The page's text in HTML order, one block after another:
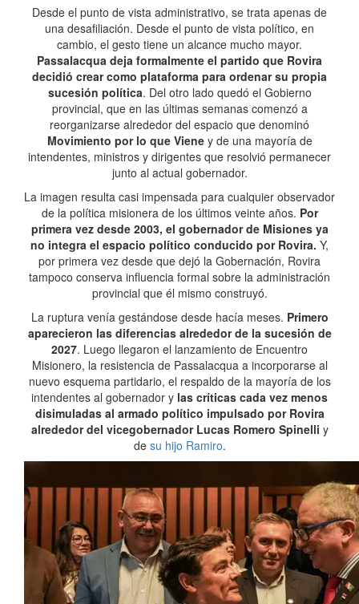
Desde el punto de vista administrativo, se trata apenas de
una desafiliación. Desde el punto de vista político, en
cambio, el gesto tiene un alcance mucho mayor.
Passalacqua deja formalmente el partido que Rovira
decidió crear como plataforma para ordenar su propia
sucesión política. Del otro lado quedó el Gobierno
provincial, que en las últimas semanas comenzó a
reorganizarse alrededor del espacio que denominó
Movimiento por lo que Vieney de una mayoría de
intendentes, ministros y dirigentes que resolvió permanecer
junto al actual gobernador.
La imagen resulta casi impensada para cualquier observador
de la política misionera de los últimos veinte años. Por
primera vez desde 2003, el gobernador de Misiones ya
no integra el espacio político conducido por Rovira. Y,
por primera vez desde que dejó la Gobernación, Rovira
tampoco conserva influencia formal sobre la administración
provincial que él mismo construyó.
La ruptura venía gestándose desde hacía meses. Primero
aparecieron las diferencias alrededor de la sucesión de
2027. Luego llegaron el lanzamiento de Encuentro
Misionero, la resistencia de Passalacqua a incorporarse al
nuevo esquema partidario, el respaldo de la mayoría de los
intendentes al gobernador y las críticas cada vez menos
disimuladas al armado político impulsado por Rovira
alrededor del vicegobernador Lucas Romero Spinelli y
de su hijo Ramiro.